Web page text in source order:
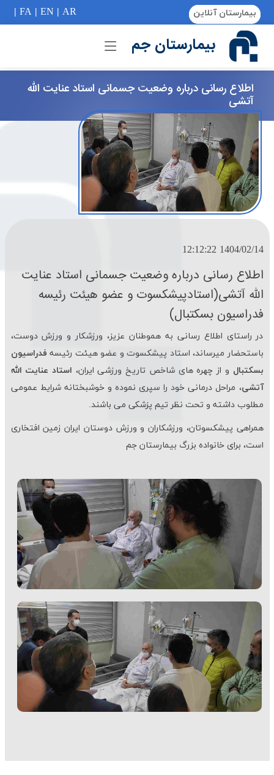
FA| EN | AR
| بیمارستان آنلاین
if (Model != null) {
بیمارستان جم
اطلاع رسانی درباره وضعیت جسمانی استاد عنایت الله
آتشی
1404/02/14 12:12:22
اطلاع رسانی درباره وضعیت جسمانی استاد عنایت
الله آتشی(استادپیشكسوت و عضو هیئت رئیسه
فدراسیون بسكتبال)
در راستای اطلاع رسانی به هموطنان عزیز، ورزشكار و ورزش دوست،
باستحضار میرساند، استاد پیشكسوت و عضو هیئت رئیسه فدراسیون
بسكتبال و از چهره های شاخص تاریخ ورزشی ایران، استاد عنایت الله
آتشی، مراحل درمانی خود را سپری نموده و خوشبختانه شرایط عمومی
مطلوب داشته و تحت نظر تیم پزشكی می باشند.
همراهی پیشكسوتان، ورزشكاران و ورزش دوستان ایران زمین افتخاری
است، برای خانواده بزرگ بیمارستان جم